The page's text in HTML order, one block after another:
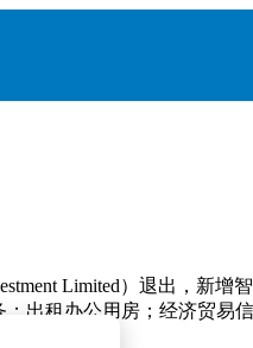
Limited）退出，新增
出租办公用房；经济贸易